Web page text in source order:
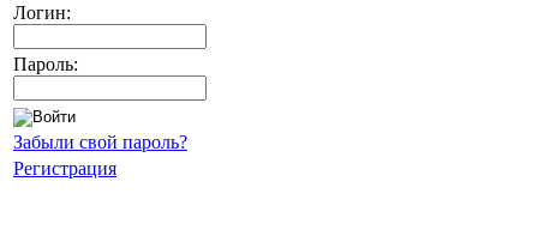
Логин:
Пароль:
Забыли свой пароль?
Регистрация